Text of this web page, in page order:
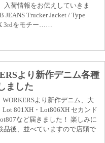
入荷情報をお伝えしていきま
JEANS Trucker Jacket / Type
3rdをモチー……
より新作デニム各種
ました
WORKERSより新作デニム、大
Lot 801XH・Lot806XH セカンド
など届きました！ 楽しみに
品後、並べていますので店頭で